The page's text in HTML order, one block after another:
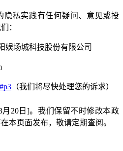
隐私实践有任何疑问、意见或投
：
娱场城科技股份有限公司
（我们将尽快处理您的诉求）
20日]。我们保留不时修改本政
本页面发布，敬请定期查阅。